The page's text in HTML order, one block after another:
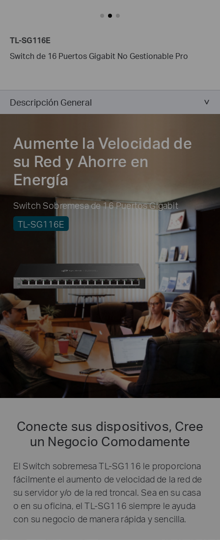
TL-SG116E
Switch de 16 Puertos Gigabit No Gestionable Pro
Descripción General
Aumente la Velocidad de
su Red y Ahorre en
Energía
Switch Sobremesa de 16 Puertos Gigabit
TL-SG116E
Conecte sus dispositivos, Cree
un Negocio Comodamente
El Switch sobremesa TL-SG116 le proporciona
fácilmente el aumento de velocidad de la red de
su servidor y/o de la red troncal. Sea en su casa
o en su oficina, el TL-SG116 siempre le ayuda
con su negocio de manera rápida y sencilla.